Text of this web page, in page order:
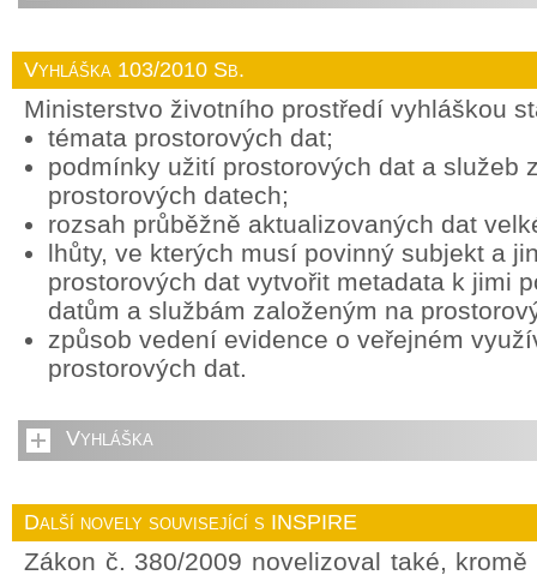
Vyhláška 103/2010 Sb.
Ministerstvo životního prostředí vyhláškou
témata prostorových dat;
podmínky užití prostorových dat a služeb
prostorových datech;
rozsah průběžně aktualizovaných dat
lhůty, ve kterých musí povinný subjekt a
prostorových dat vytvořit metadata k jimi
datům a službám založeným na
způsob vedení evidence o veřejném
prostorových dat.
Vyhláška
Další novely související s INSPIRE
Zákon č. 380/2009 novelizoval také,